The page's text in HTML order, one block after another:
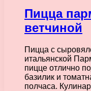
Пицца
ветчиной
Пицца с
итальянской
пицце отлично
базилик и
полчаса.